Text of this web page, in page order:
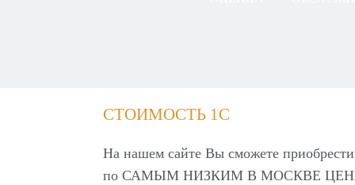
СТОИМОСТЬ 1С
На нашем сайте Вы сможете
по САМЫМ НИЗКИМ В МОСКВЕ